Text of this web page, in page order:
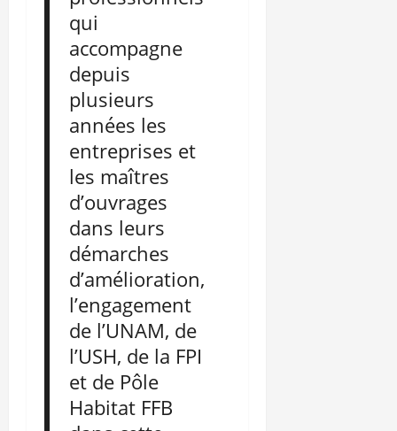
qui
accompagne
depuis
plusieurs
années les
entreprises et
les maîtres
d’ouvrages
dans leurs
démarches
d’amélioration,
l’engagement
de l’UNAM, de
l’USH, de la FPI
et de Pôle
Habitat FFB